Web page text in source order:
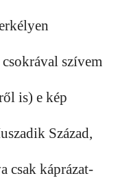
szívem
is) e kép
Század,
csak káprázat-